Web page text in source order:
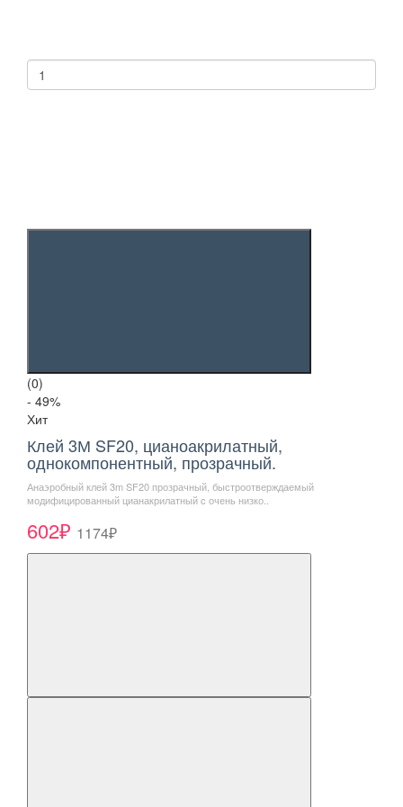
(0)
- 49%
Хит
Клей 3М SF20, цианоакрилатный,
однокомпонентный, прозрачный.
Анаэробный клей 3m SF20 прозрачный, быстроотверждаемый
модифицированный цианакрилатный c очень низко..
602₽ 1174₽